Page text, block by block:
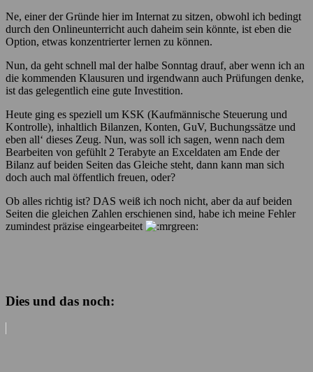
Ne, einer der Gründe hier im Internat zu sitzen, obwohl ich bedingt
durch den Onlineunterricht auch daheim sein könnte, ist eben die
Option, etwas konzentrierter lernen zu können.
Nun, da geht schnell mal der halbe Sonntag drauf, aber wenn ich an
die kommenden Klausuren und irgendwann auch Prüfungen denke,
ist das gelegentlich eine gute Investition.
Heute ging es speziell um KSK (Kaufmännische Steuerung und
Kontrolle), inhaltlich Bilanzen, Konten, GuV, Buchungssätze und
eben all‘ dieses Zeug. Nun, was soll ich sagen, wenn nach dem
Bearbeiten von gefühlt 2 Terabyte an Exceldaten am Ende der
Bilanz auf beiden Seiten das Gleiche steht, dann kann man sich
doch auch mal öffentlich freuen, oder?
Ob alles richtig ist? DAS weiß ich noch nicht, aber da auf beiden
Seiten die gleichen Zahlen erschienen sind, habe ich meine Fehler
zumindest präzise eingearbeitet
Dies und das noch: